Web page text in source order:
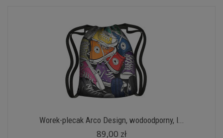
Worek-plecak Arco Design, wodoodporny, l...
89,00 zł